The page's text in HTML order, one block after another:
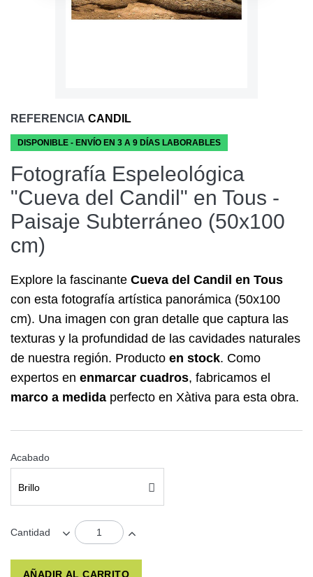
REFERENCIA CANDIL
DISPONIBLE - ENVÍO EN 3 A 9 DÍAS LABORABLES
Fotografía Espeleológica
"Cueva del Candil" en Tous -
Paisaje Subterráneo (50x100
cm)
Explore la fascinante Cueva del Candil en Tous
con esta fotografía artística panorámica (50x100
cm). Una imagen con gran detalle que captura las
texturas y la profundidad de las cavidades naturales
de nuestra región. Producto en stock. Como
expertos en enmarcar cuadros, fabricamos el
marco a medida perfecto en Xàtiva para esta obra.
Acabado
Brillo
Cantidad
AÑADIR AL CARRITO